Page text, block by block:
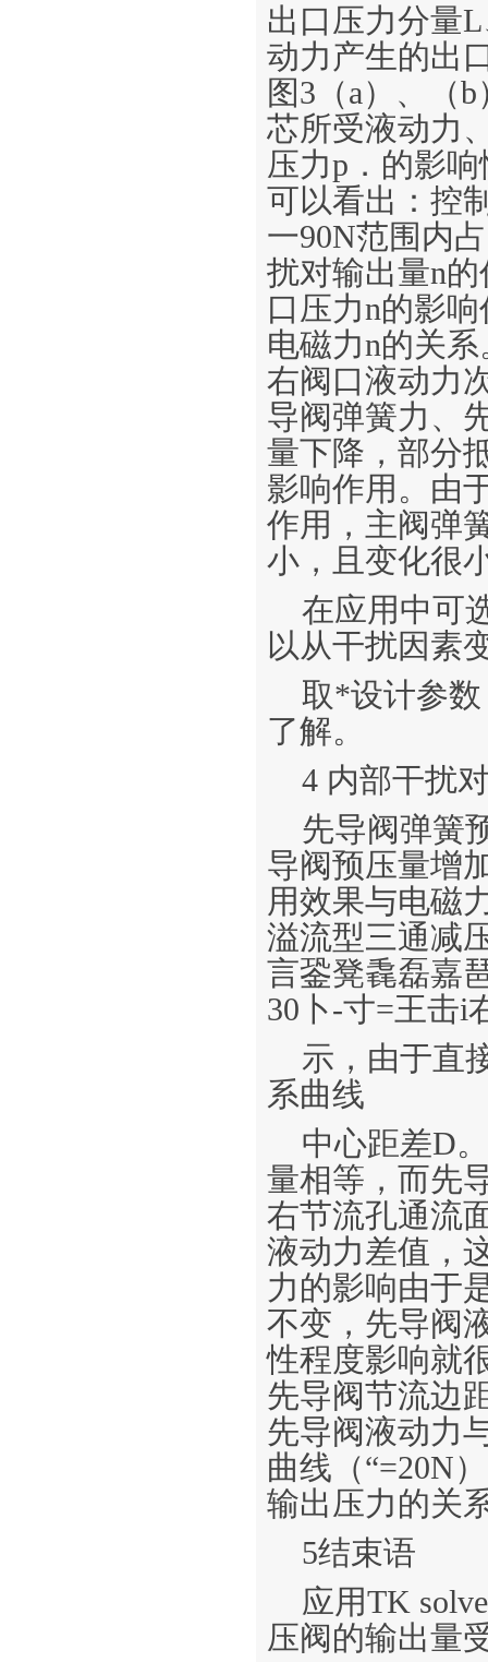
出口压力分量
动力产生的出
图3（a）、（
芯所受液动力
压力p．的影
可以看出：控
一90N范围内
扰对输出量n
口压力n的影
电磁力n的关
右阀口液动力
导阀弹簧力、
量下降，部分
影响作用。由
作用，主阀弹
小，且变化很
在应用中可
以从干扰因素
取*设计参
了解。
4 内部干扰
先导阀弹簧
导阀预压量增
用效果与电磁
溢流型三通减
言銎凳毳磊嘉
30卜-寸=王击i
示，由于直
系曲线
中心距差D
量相等，而先
右节流孔通流
液动力差值，
力的影响由于
不变，先导阀
性程度影响就
先导阀节流边
先导阀液动力
曲线（“=20N
输出压力的关
5结束语
应用TK
压阀的输出量